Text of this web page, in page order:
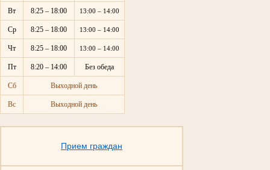
Вт 8:25 – 18:00 13:00 – 14:00
Ср 8:25 – 18:00 13:00 – 14:00
Чт 8:25 – 18:00 13:00 – 14:00
Пт 8:20 – 14:00 Без обеда
Сб Выходной день
Вс Выходной день
Прием граждан